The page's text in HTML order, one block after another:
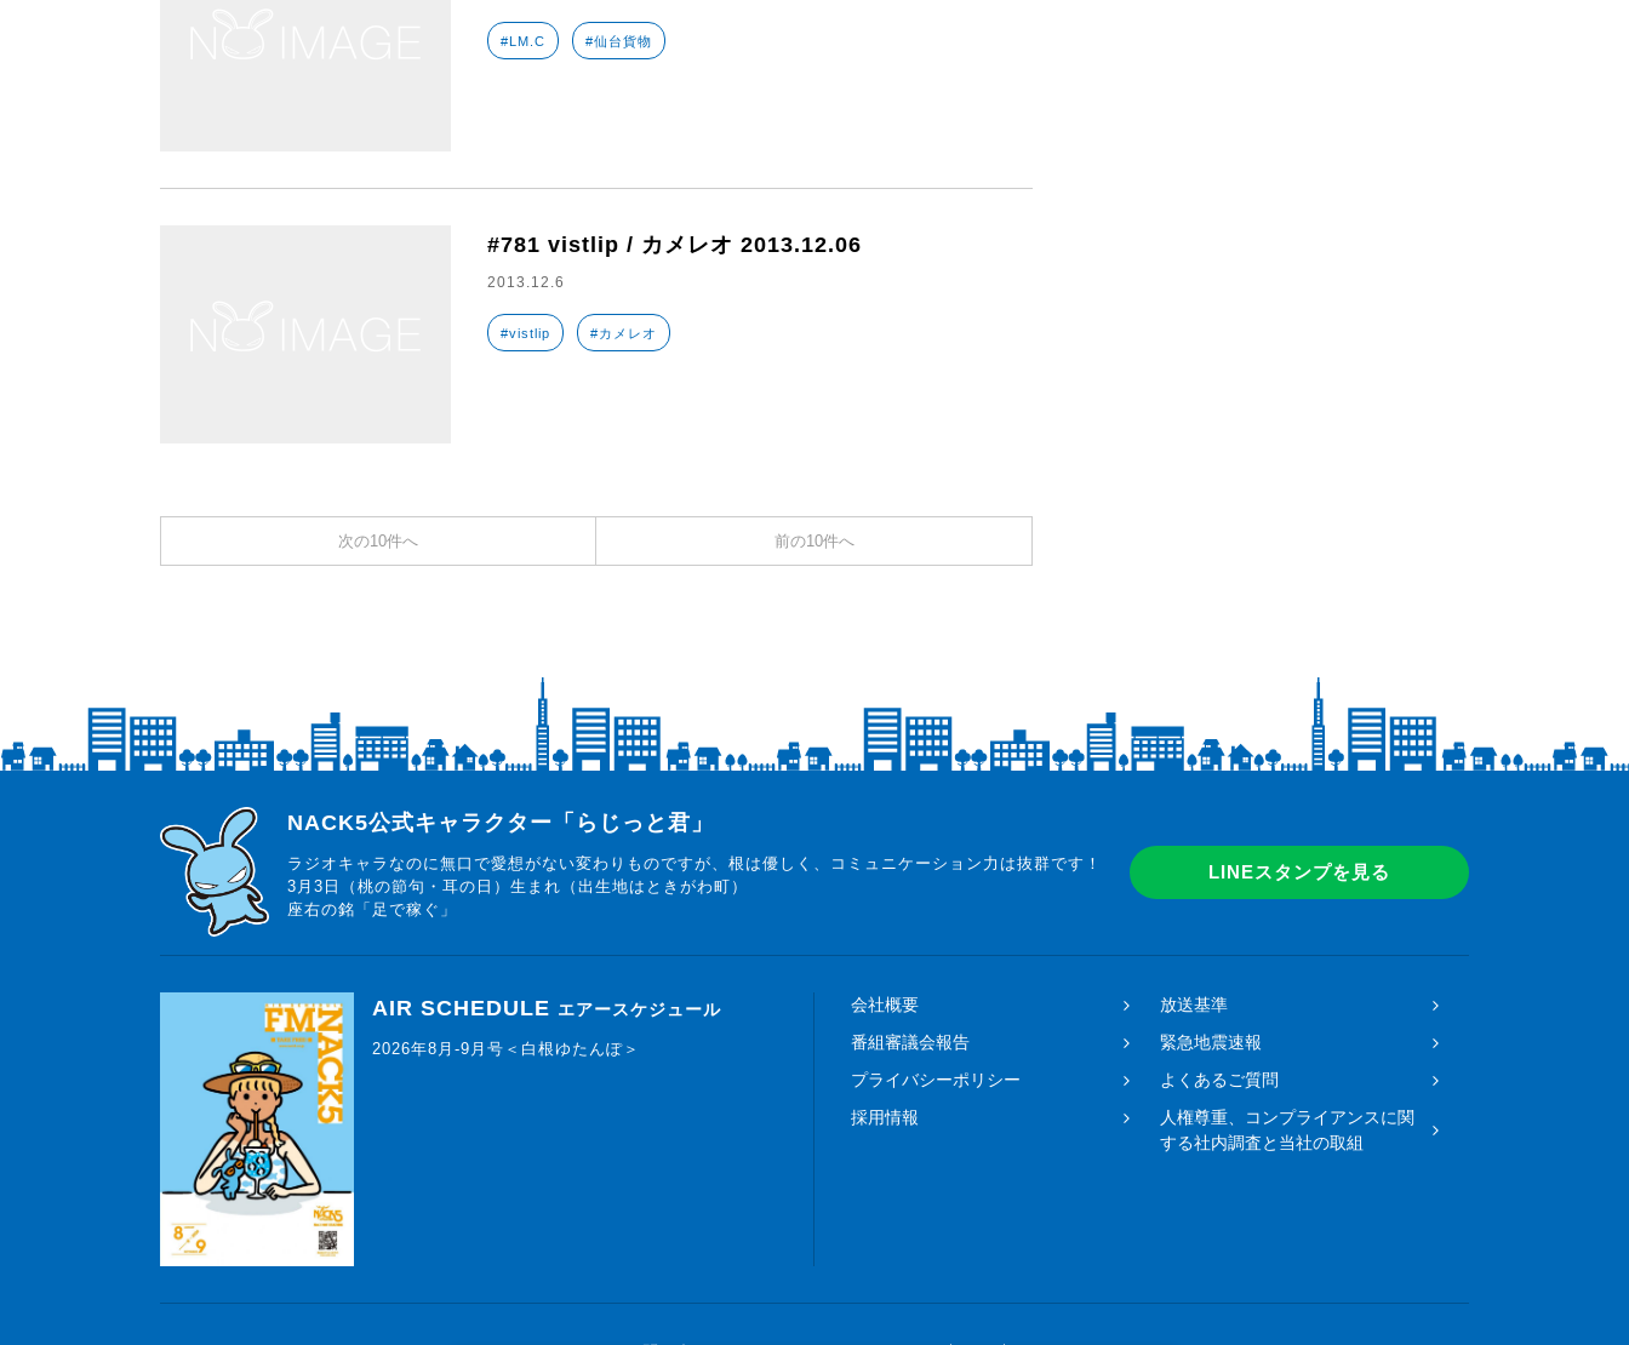
#LM.C #仙台貨物
#781 vistlip / カメレオ 2013.12.06
2013.12.6
#vistlip #カメレオ
次の10件へ 前の10件へ
らじっと君
NACK5公式キャラクター「らじっと君」
ラジオキャラなのに無口で愛想がない変わりものですが、根は優しく、コミュニケーション力は抜群です！
3月3日（桃の節句・耳の日）生まれ（出生地はときがわ町）
座右の銘「足で稼ぐ」
LINEスタンプを見る
AIR SCHEDULE エアースケジュール
2026年8月-9月号＜白根ゆたんぽ＞
会社概要
放送基準
番組審議会報告
緊急地震速報
プライバシーポリシー
よくあるご質問
採用情報
人権尊重、コンプライアンスに関
する社内調査と当社の取組